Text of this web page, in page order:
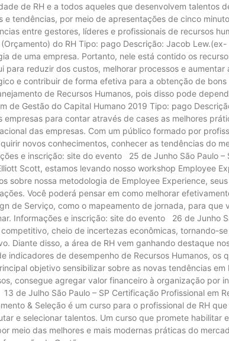
de RH e a todos aqueles que desenvolvem talentos
e tendências, por meio de apresentações de cinco
entre gestores, líderes e profissionais de recursos
do RH Tipo: pago Descrição: Jacob
de uma empresa. Portanto, nele está contido os
para reduzir dos custos, melhorar processos e
e contribuir de forma efetiva para a obtenção de
de Recursos Humanos, pois disso pode
de Gestão do Capital Humano 2019 Tipo: pago
empresas para contar através de cases as melhores
das empresas. Com um público formado por
novos conhecimentos, conhecer as tendências do
e inscrição: site do evento 25 de Junho São Paulo
Scott, estamos levando nosso workshop Employee
sobre nossa metodologia de Employee Experience,
Você poderá pensar em como melhorar
de Serviço, como o mapeamento de jornada, para
Informações e inscrição: site do evento 26 de Junho
cheio de incertezas econômicas, tornando-
Diante disso, a área de RH vem ganhando destaque
indicadores de desempenho de Recursos Humanos,
objetivo sensibilizar sobre as novas tendências
consegue agregar valor financeiro à organização por
de Julho São Paulo – SP Certificação Profissional em
& Seleção é um curso para o profissional de RH
e selecionar talentos. Um curso que promete
meio das melhores e mais modernas práticas do